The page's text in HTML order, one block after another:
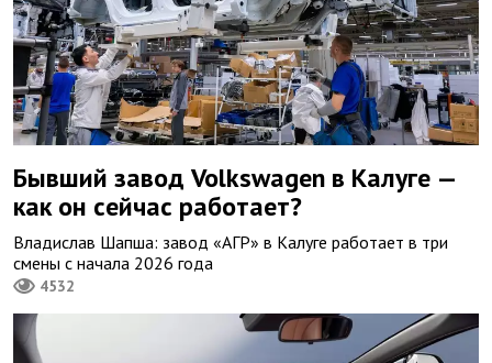
Бывший завод Volkswagen в Калуге —
как он сейчас работает?
Владислав Шапша: завод «АГР» в Калуге работает в три
смены с начала 2026 года
4532